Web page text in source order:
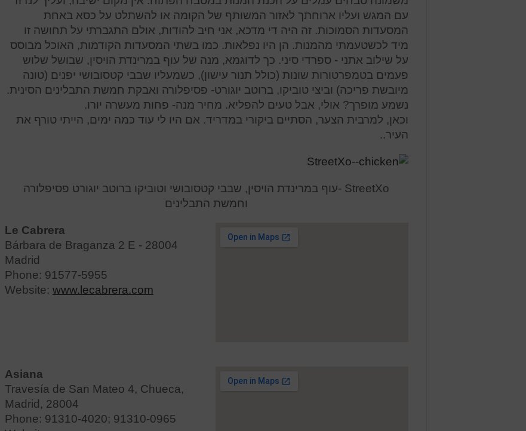
עם המגש ועליו ארוחתך לאזור המשותף של הקומה או להשתלט על כסא באחת
המסעדות הסמוכות. זה היה די מדכא, אני חיב להודות, אולם התגברתי על תחושה זו
מיד לכשטעמתי מהמנות. הן היו נפלאות. כמו בשתי המסעדות הקודמות, האוכל מבוסס
על שילוב אתני - ספרדי סיני. כך לדוגמא, מנה של עוף במרינדת הויסין, שבושל שלוש
פעמים בטמפרטורות שונות (כולל תנור עישון), כשמעליו שבבי קטסובושי יפנים (טונה
מיובשת פריכה) וביצי טוביקו, ברוטב יוגורט- פסיפלורה ואבקת חמשת התבלינים הסינית.
נשמע מופרך? אולי, אבל טעים להפליא. מחיר מנה- פחות מעשרה יורו.
וכאן, למרבית הצער, הסתיים ביקורי במדריד. אם היו לי עוד כמה ימים, הייתי טורף את
העיר..
StreetXo -עוף במרינדת הויסין, שבבי קטסובושי וטוביקו ברוטב יוגורט פסיפלורה
וחמשת התבלינים
Le Cabrera
Bárbara de Braganza 2 E - 28004
Madrid
Phone: 91577-5955
Website:www.lecabrera.com
Asiana
Travesía de San Mateo 4, Chueca,
Madrid, 28004
Phone: 91310-4020; 91310-0965